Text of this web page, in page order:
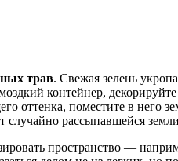
трав. Свежая зелень
контейнер,
оттенка, поместите в
случайно рассыпавшейся
пространство —